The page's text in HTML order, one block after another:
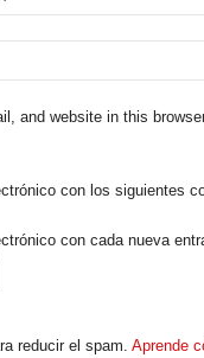
and website in this
con los siguientes
con cada nueva
reducir el spam. Aprende